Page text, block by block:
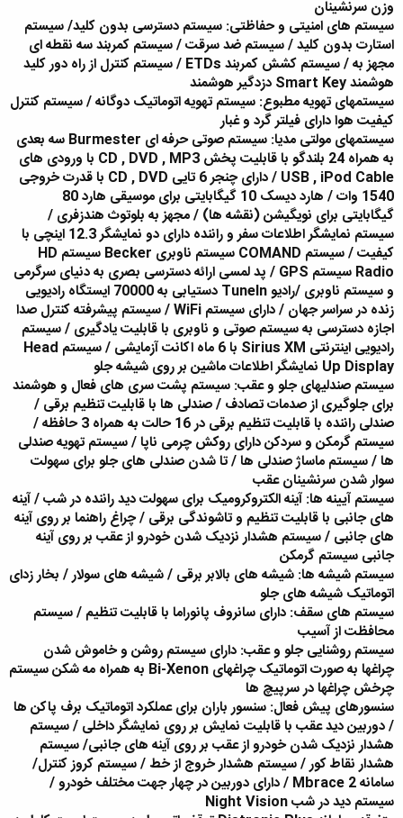
وزن سرنشینان
سیستم های امنیتی و حفاظتی: سیستم دسترسی بدون کلید/ سیستم
استارت بدون کلید / سیستم ضد سرقت / سیستم کمربند سه نقطه ای
مجهز به / سیستم کشش کمربند ETDs / سیستم کنترل از راه دور کلید
هوشمند Smart Key دزدگیر هوشمند
سیستمهای تهویه مطبوع: سیستم تهویه اتوماتیک دوگانه / سیستم کنترل
کیفیت هوا دارای فیلتر گرد و غبار
سیستمهای مولتی مدیا: سیستم صوتی حرفه ای Burmester سه بعدی
به همراه 24 بلندگو با قابلیت پخش CD , DVD , MP3 با ورودی های
USB , iPod Cable / دارای چنجر 6 تایی CD , DVD با قدرت خروجی
1540 وات / هارد دیسک 10 گیگابایتی برای موسیقی هارد 80
گیگابایتی برای نویگیشن (نقشه ها) / مجهز به بلوتوث هندزفری /
سیستم نمایشگر اطلاعات سفر و راننده دارای دو نمایشگر 12.3 اینچی با
کیفیت / سیستم COMAND سیستم ناوبری Becker سیستم HD
Radio سیستم GPS / پد لمسی ارائه دسترسی بصری به دنیای سرگرمی
و سیستم ناوبری /رادیو Tuneln دستیابی به 70000 ایستگاه رادیویی
زنده در سراسر جهان / دارای سیستم WiFi / سیستم پیشرفته کنترل صدا
اجازه دسترسی به سیستم صوتی و ناوبری با قابلیت یادگیری / سیستم
رادیویی اینترنتی Sirius XM با 6 ماه اکانت آزمایشی / سیستم Head
Up Display نمایشگر اطلاعات ماشین بر روی شیشه جلو
سیستم صندلیهای جلو و عقب: سیستم پشت سری های فعال و هوشمند
برای جلوگیری از صدمات تصادف / صندلی ها با قابلیت تنظیم برقی /
صندلی راننده با قابلیت تنظیم برقی در 16 حالت به همراه 3 حافظه /
سیستم گرمکن و سردکن دارای روکش چرمی ناپا / سیستم تهویه صندلی
ها / سیستم ماساژ صندلی ها / تا شدن صندلی های جلو برای سهولت
سوار شدن سرنشینان عقب
سیستم آیینه ها: آینه الکتروکرومیک برای سهولت دید راننده در شب / آینه
های جانبی با قابلیت تنظیم و تاشوندگی برقی / چراغ راهنما بر روی آینه
های جانبی / سیستم هشدار نزدیک شدن خودرو از عقب بر روی آینه
جانبی سیستم گرمکن
سیستم شیشه ها: شیشه های بالابر برقی / شیشه های سولار / بخار زدای
اتوماتیک شیشه های جلو
سیستم های سقف: دارای سانروف پانوراما با قابلیت تنظیم / سیستم
محافظت از آسیب
سیستم روشنایی جلو و عقب: دارای سیستم روشن و خاموش شدن
چراغها به صورت اتوماتیک چراغهای Bi-Xenon به همراه مه شکن سیستم
چرخش چراغها در سرپیچ ها
سنسورهای پیش فعال: سنسور باران برای عملکرد اتوماتیک برف پاکن ها
/ دوربین دید عقب با قابلیت نمایش بر روی نمایشگر داخلی / سیستم
هشدار نزدیک شدن خودرو از عقب بر روی آینه های جانبی/ سیستم
هشدار نقاط کور / سیستم هشدار خروج از خط / سیستم کروز کنترل/
سامانه Mbrace 2 / دارای دوربین در چهار جهت مختلف خودرو /
سیستم دید در شب Night Vision